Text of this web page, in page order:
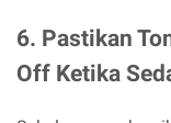
6. Pastikan
Off Ketika